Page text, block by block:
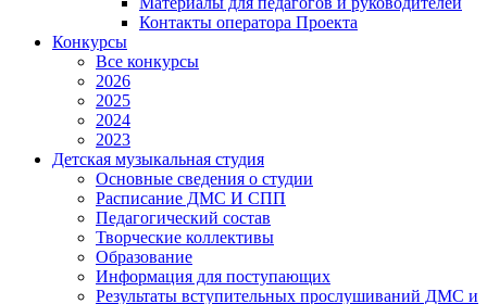
Контакты оператора Проекта
Конкурсы
Все конкурсы
2026
2025
2024
2023
Детская музыкальная студия
Основные сведения о студии
Расписание ДМС И СПП
Педагогический состав
Творческие коллективы
Образование
Информация для поступающих
Результаты вступительных прослушиваний ДМС и